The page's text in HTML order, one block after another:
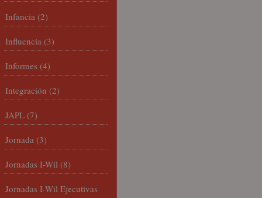
Infancia (2)
Influencia (3)
Informes (4)
Integración (2)
JAPL (7)
Jornada (3)
Jornadas I-Wil (8)
Jornadas I-Wil Ejecutivas